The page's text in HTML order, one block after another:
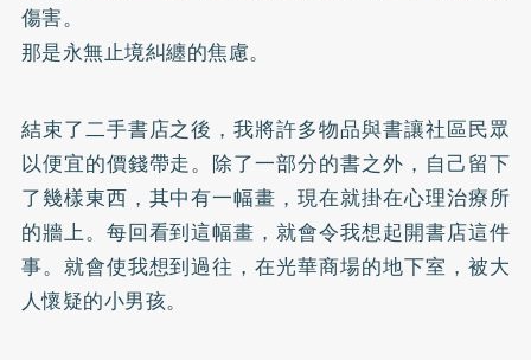
傷害。
那是永無止境糾纏的焦慮。
結束了二手書店之後，我將許多物品與書讓社區民眾
以便宜的價錢帶走。除了一部分的書之外，自己留下
了幾樣東西，其中有一幅畫，現在就掛在心理治療所
的牆上。每回看到這幅畫，就會令我想起開書店這件
事。就會使我想到過往，在光華商場的地下室，被大
人懷疑的小男孩。